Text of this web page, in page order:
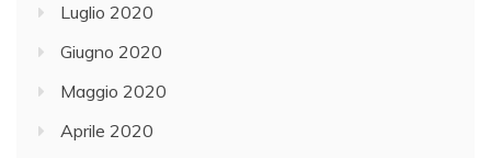
Luglio 2020
Giugno 2020
Maggio 2020
Aprile 2020